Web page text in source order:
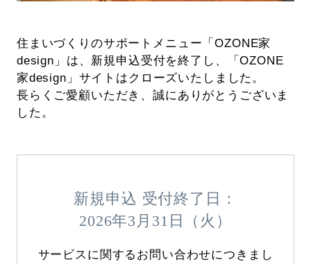
住まいづくりのサポートメニュー「OZONE家
design」は、新規申込受付を終了し、「OZONE
家design」サイトはクローズいたしました。
長らくご愛顧いただき、誠にありがとうございま
した。
新規申込 受付終了日：
2026年3月31日（火）
サービスに関するお問い合わせにつきまし